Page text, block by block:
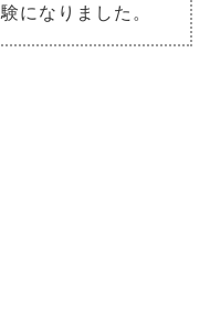
になりました。